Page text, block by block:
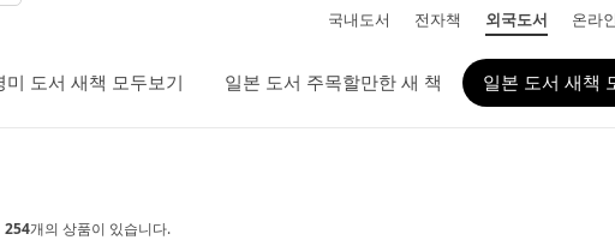
국내도서 전자책 외국도서 온라
미 도서 새책 모두보기 일본 도서 주목할만한 새 책 일본 도서 새책
254개의 상품이 있습니다.